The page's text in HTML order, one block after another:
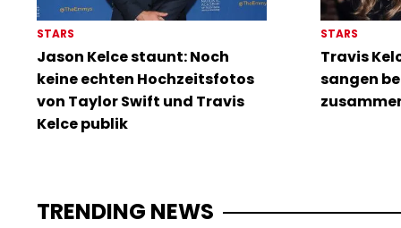
STARS
Jason Kelce staunt: Noch
keine echten Hochzeitsfotos
von Taylor Swift und Travis
Kelce publik
STARS
Travis
sangen
TRENDING NEWS